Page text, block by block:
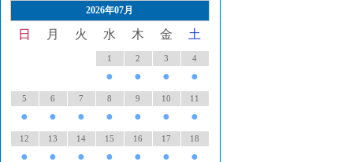
2026年07月
日 月 火 水 木 金 土
1
●
2
●
3
●
4
●
5
●
6
●
7
●
8
●
9
●
10
●
11
●
12
●
13
●
14
●
15
●
16
●
17
●
18
●